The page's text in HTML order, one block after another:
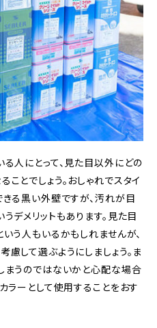
人にとって、見た目以外にどの
とでしょう。おしゃれでスタイ
る黒い外壁ですが、汚れが目
デメリットもあります。見た目
う人もいるかもしれませんが、
して選ぶようにしましょう。ま
まうのではないかと心配な場合
ラーとして使用することをおす